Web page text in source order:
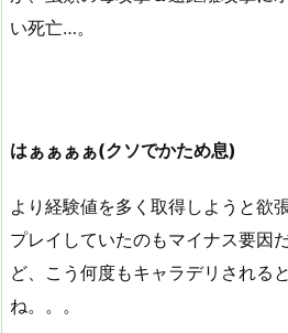
い死亡…。
はぁぁぁぁ(クソでかため息)
より経験値を多く取得しようと欲
プレイしていたのもマイナス要因
ど、こう何度もキャラデリされる
ね。。。